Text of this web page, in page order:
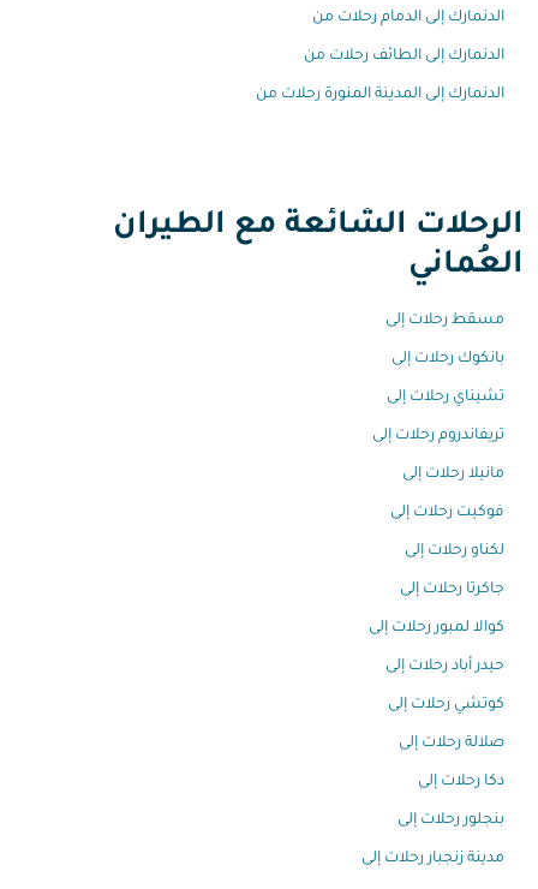
الدنمارك إلى الدمام رحلات من
الدنمارك إلى الطائف رحلات من
الدنمارك إلى المدينة المنورة رحلات من
الرحلات الشائعة مع الطيران
العُماني
مسقط رحلات إلى
بانكوك رحلات إلى
تشيناي رحلات إلى
تريفاندروم رحلات إلى
مانيلا رحلات إلى
فوكيت رحلات إلى
لكناو رحلات إلى
جاكرتا رحلات إلى
كوالا لمبور رحلات إلى
حيدر أباد رحلات إلى
كوتشي رحلات إلى
صلالة رحلات إلى
دكا رحلات إلى
بنجلور رحلات إلى
مدينة زنجبار رحلات إلى